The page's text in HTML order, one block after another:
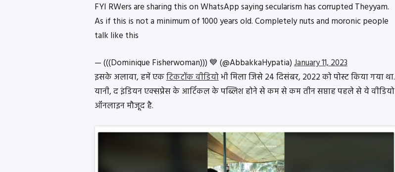
FYI RWers are sharing this on WhatsApp saying secularism has corrupted Theyyam.
As if this is not a minimum of 1000 years old. Completely nuts and moronic people
talk like this
— (((Dominique Fisherwoman))) 💙 (@AbbakkaHypatia)January 11, 2023
इसके अलावा, हमें एकटिकटॉक वीडियोभी मिला जिसे 24 दिसंबर, 2022 को पोस्ट किया गया था.
यानी, द इंडियन एक्सप्रेस के आर्टिकल के पब्लिश होने से कम से कम तीन सप्ताह पहले से ये वीडियो
ऑनलाइन मौजूद है.